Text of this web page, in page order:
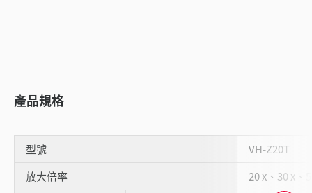
產品規格
型號
VH-Z20T
放大倍率
20 x、30 x、